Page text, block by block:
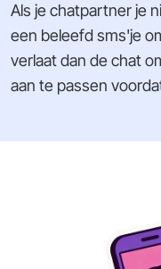
Als je chatpartner je
een beleefd sms'je
verlaat dan de chat
aan te passen